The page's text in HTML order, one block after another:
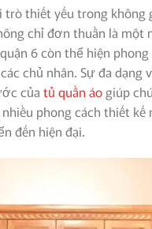
trò thiết yếu trong không
chỉ đơn thuần là một
6 còn thể hiện phong
chủ nhân. Sự đa dạng
của tủ quần áo giúp
phong cách thiết kế
đến hiện đại.